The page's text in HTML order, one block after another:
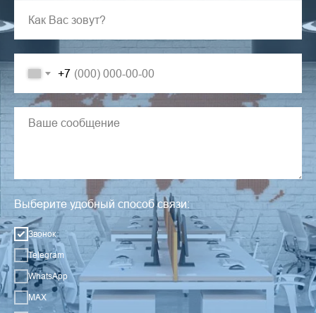
+7
Выберите удобный способ связи:
Звонок
Telegram
WhatsApp
MAX